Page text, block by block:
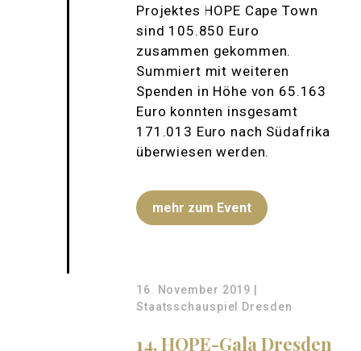
Projektes HOPE Cape Town
sind 105.850 Euro
zusammen gekommen.
Summiert mit weiteren
Spenden in Höhe von 65.163
Euro konnten insgesamt
171.013 Euro nach Südafrika
überwiesen werden.
mehr zum Event
16. November 2019 |
Staatsschauspiel Dresden
14. HOPE-Gala Dresden